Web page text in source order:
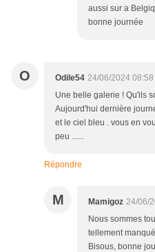
aussi sur a
bonne journée
O Odile54 24/06/2024 08:58
Une belle galerie ! Qu'ils
Aujourd'hui dernière
et le ciel bleu . vous en
peu ......
Répondre
M Mamigoz 24/06/
Nous sommes
tellement
Bisous, bonne